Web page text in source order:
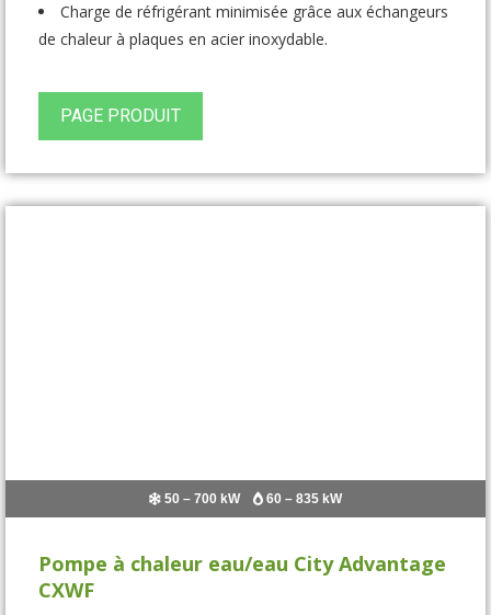
Charge de réfrigérant minimisée grâce aux échangeurs
de chaleur à plaques en acier inoxydable.
PAGE PRODUIT
50 – 700 kW 60 – 835 kW
Pompe à chaleur eau/eau City Advantage
CXWF